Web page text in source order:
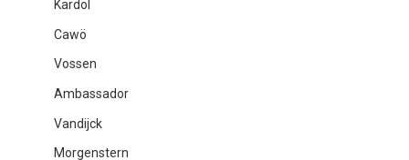
Kardol
Cawö
Vossen
Ambassador
Vandijck
Morgenstern